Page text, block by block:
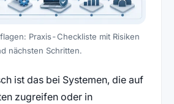
Praxis-Checkliste mit Risiken
nächsten Schritten.
ist das bei Systemen, die auf
zugreifen oder in